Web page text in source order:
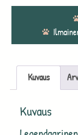
Kuvaus
Kuvaus